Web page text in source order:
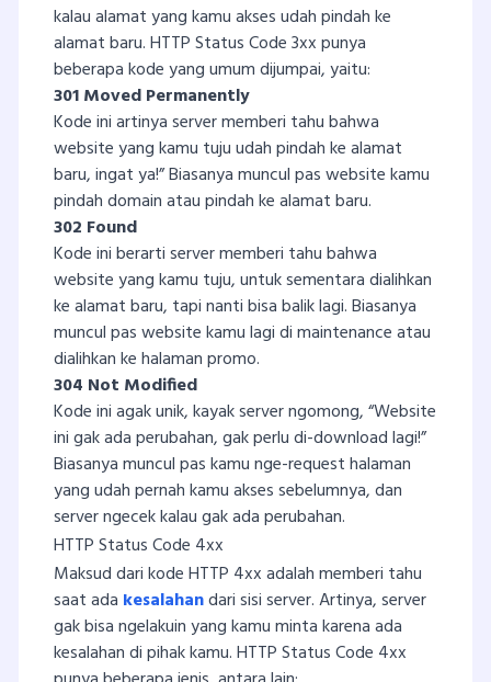
kalau alamat yang kamu akses udah pindah ke
alamat baru. HTTP Status Code 3xx punya
beberapa kode yang umum dijumpai, yaitu:
301 Moved Permanently
Kode ini artinya server memberi tahu bahwa
website yang kamu tuju udah pindah ke alamat
baru, ingat ya!” Biasanya muncul pas website kamu
pindah domain atau pindah ke alamat baru.
302 Found
Kode ini berarti server memberi tahu bahwa
website yang kamu tuju, untuk sementara dialihkan
ke alamat baru, tapi nanti bisa balik lagi. Biasanya
muncul pas website kamu lagi di maintenance atau
dialihkan ke halaman promo.
304 Not Modified
Kode ini agak unik, kayak server ngomong, “Website
ini gak ada perubahan, gak perlu di-download lagi!”
Biasanya muncul pas kamu nge-request halaman
yang udah pernah kamu akses sebelumnya, dan
server ngecek kalau gak ada perubahan.
HTTP Status Code 4xx
Maksud dari kode HTTP 4xx adalah memberi tahu
saat ada kesalahandari sisi server. Artinya, server
gak bisa ngelakuin yang kamu minta karena ada
kesalahan di pihak kamu. HTTP Status Code 4xx